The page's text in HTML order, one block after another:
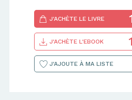
J'ACHÈTE LE LIVRE
J'ACHÈTE L'EBOOK
J'AJOUTE À MA LISTE